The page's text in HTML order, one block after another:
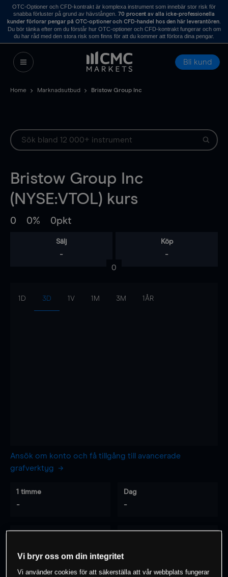
OTC-Optioner och CFD-kontrakt är komplexa instrument som innebär stor risk för
snabba förluster på grund av hävstången. 70 procent av alla icke-professionella
kunder förlorar pengar på OTC-optioner och CFD-handel hos den här leverantören.
Du bör tänka efter om du förstår hur OTC-optioner och CFD-kontrakt fungerar och om
du har råd med den stora risk som finns för att du kommer att förlora dina pengar.
Bli kund
Home Marknadsutbud Bristow Group Inc
Bristow Group Inc
(NYSE:VTOL) kurs
0 0% 0pkt
Sälj
-
Köp
-
0
1D 3D 1V 1M 3M 1ÅR
Ansök om konto och få tillgång till avancerade
grafverktyg
1 timme
-
Dag
-
Vi bryr oss om din integritet
Vi använder cookies för att säkerställa att vår webbplats fungerar